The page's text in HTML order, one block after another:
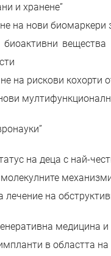
и хранене”
на нови биомаркери
на рискови кохорти
на деца с най-
лечение на
медицина
в областта